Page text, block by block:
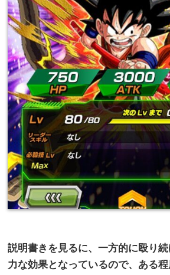
説明書きを見るに、一方的に殴り
力な効果となっているので、ある